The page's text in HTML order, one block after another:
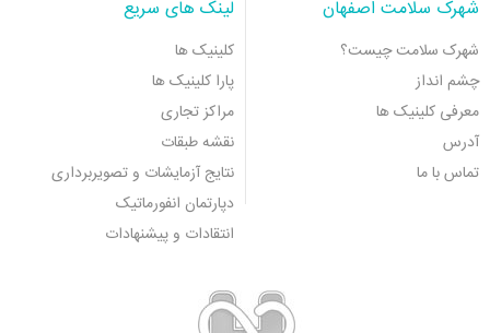
شهرک سلامت اصفهان
شهرک سلامت چیست؟
چشم انداز
معرفی کلینیک ها
آدرس
تماس با ما
لینک های سریع
کلینیک ها
پارا کلینیک ها
مراکز تجاری
نقشه طبقات
نتایج آزمایشات و تصویربرداری
دپارتمان انفورماتیک
انتقادات و پیشنهادات